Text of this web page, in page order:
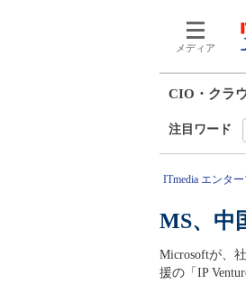
メディア
CIO・クラ
注目ワード
ITmedia エンタ
MS、中
Microsoftが、
援の「IP